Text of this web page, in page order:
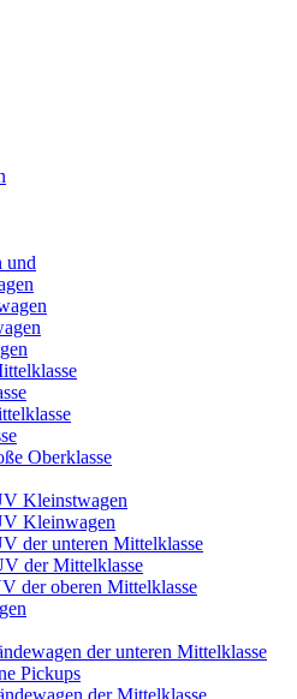
und
Oberklasse
Kleinstwagen
Kleinwagen
der unteren Mittelklasse
der Mittelklasse
der oberen Mittelklasse
der unteren Mittelklasse
Pickups
der Mittelklasse